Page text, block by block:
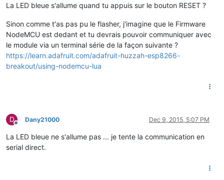
La LED bleue s'allume quand tu appuis sur le bouton RESET ?
Sinon comme t'as pas pu le flasher, j'imagine que le Firmware
NodeMCU est dedant et tu devrais pouvoir communiquer avec
le module via un terminal série de la façon suivante ?
https://learn.adafruit.com/adafruit-huzzah-esp8266-
breakout/using-nodemcu-lua
D
Offline
Dany21000 Dec 9, 2015, 5:07 PM
La LED bleue ne s'allume pas ... je tente la communication en
serial direct.